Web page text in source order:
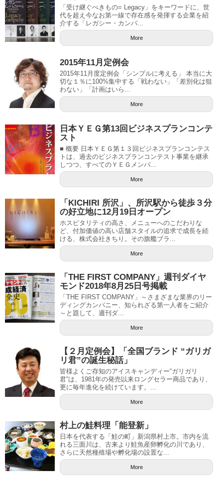
「受け継ぐべきもの= Legacy」をキーワードに、世
代を超え今なお第一線で存在感を発揮する企業を紹
介する「レガシー・カンパ...
More
2015年11月定例会
2015年11月度定例会「シンプルに考える」 本当に大
切な１％に100%集中する「戦わない」「差別化は狙
わない」「計画はいら...
More
日本ＹＥＧ第13回ビジネスプランコンテ
スト
■ 概要 日本ＹＥＧ第１３回ビジネスプランコンテス
トは、過去のビジネスプランコンテスト事業を継承
しつつ、すべてのＹＥＧメンバ...
More
「KICHIRI 所沢」、所沢駅から徒歩３分
の好立地に12月19日オープン
ホスピタリティの高さ、メニューへのこだわりな
ど、付加価値の高い店舗スタイルの追求で成長を続
ける、株式会社きちり。その旗艦ブラ...
More
「THE FIRST COMPANY」週刊ダイヤ
モンド2018年8月25日号掲載
「THE FIRST COMPANY」～さまざまな業界のリー
ディングカンパニー、知られざる第一人者をご紹介
～と題して、週刊ダ...
More
【２月定例会】「全国ブランド “ガリガ
リ君”の誕生秘話」
皆様よくご存知のアイスキャンディー“ガリガリ
君”は、1981年の発売以来ロングセラー商品であり、
更に毎年進化を続けています。...
More
村上の鮭料理「能登新」
日本を代表する「鮭の町」新潟県村上市。市内を流
れる三面川は、古来より鮭魚産卵孵化の川であり、
さらに天然種殖場や孵化場の設置な...
More